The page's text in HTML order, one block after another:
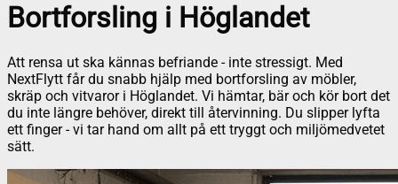
Bortforsling i Höglandet
Att rensa ut ska kännas befriande - inte stressigt. Med
NextFlytt får du snabb hjälp med bortforsling av möbler,
skräp och vitvaror i Höglandet. Vi hämtar, bär och kör bort det
du inte längre behöver, direkt till återvinning. Du slipper lyfta
ett finger - vi tar hand om allt på ett tryggt och miljömedvetet
sätt.